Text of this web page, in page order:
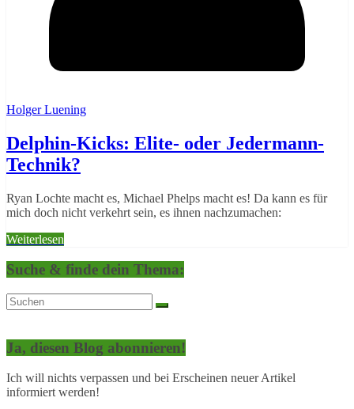
Holger Luening
Delphin-Kicks: Elite- oder Jedermann-
Technik?
Ryan Lochte macht es, Michael Phelps macht es! Da kann es für
mich doch nicht verkehrt sein, es ihnen nachzumachen:
Weiterlesen
Suche & finde dein Thema:
Ja, diesen Blog abonnieren!
Ich will nichts verpassen und bei Erscheinen neuer Artikel
informiert werden!